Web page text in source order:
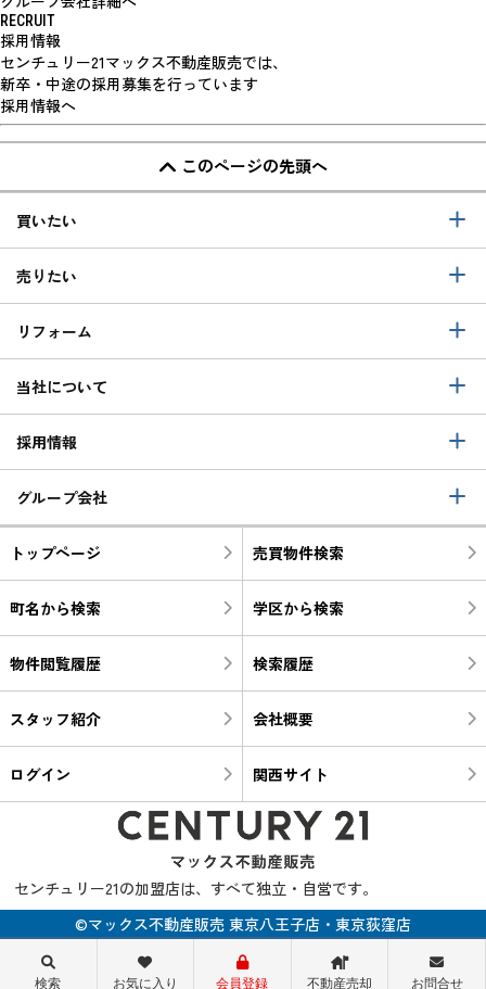
RECRUIT
採用情報
センチュリー21マックス不動産販売では、
新卒・中途の採用募集を行っています
採用情報へ
このページの先頭へ
買いたい
売りたい
リフォーム
当社について
採用情報
グループ会社
トップページ 売買物件検索
町名から検索 学区から検索
物件閲覧履歴 検索履歴
スタッフ紹介 会社概要
ログイン 関西サイト
センチュリー21の加盟店は、すべて独立・自営です。
©マックス不動産販売 東京八王子店・東京荻窪店
検索 お気に入り 会員登録 不動産売却 お問合せ